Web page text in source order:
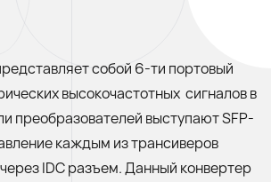
собой 6-ти портовый
высокочастотных сигналов в
преобразователей выступают SFP-
каждым из трансиверов
IDC разъем. Данный конвертер